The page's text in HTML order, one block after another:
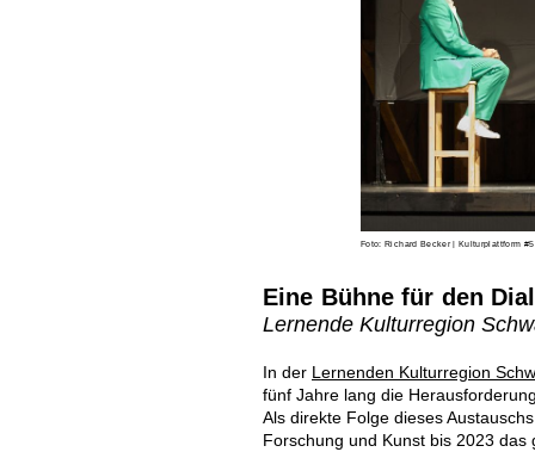
Foto: Richard Becker | Kulturplattform #5
Eine Bühne für den
Lernende Kulturregion
In der Lernenden Kulturregion
fünf Jahre lang die
Als direkte Folge dieses
Forschung und Kunst bis 2023